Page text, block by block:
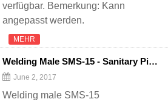
verfügbar. Bemerkung: Kann
angepasst werden.
MEHR
Welding Male SMS-15 - Sanitary Pipe
June 2, 2017
Welding male SMS-15